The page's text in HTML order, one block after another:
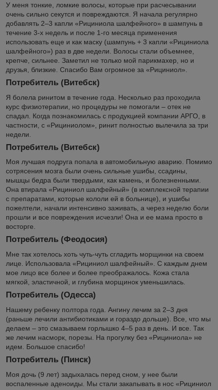
У меня тонкие, ломкие волосы, которые при расчесывании
очень сильно секутся и повреждаются. Я начала регулярно
добавлять 2–3 капли «Рициниола шалфейного» в шампунь в
течение 3-х недель и после 1-го месяца применения
использовать еще и как маску (шампунь + 3 капли «Рициниола
шалфейного») раз в две недели. Волосы стали объемнее,
крепче, сильнее. Заметил не только мой парикмахер, но и
друзья, близкие. Спасибо Вам огромное за «Рициниол».
Потребитель (Витебск)
Я болела ринитом в течение года. Несколько раз проходила
курс физиотерапии, но процедуры не помогали – отек не
спадал. Когда познакомилась с продукцией компании АРГО, в
частности, с «Рициниолом», ринит полностью вылечила за три
недели.
Потребитель (Витебск)
Моя лучшая подруга попала в автомобильную аварию. Помимо
сотрясения мозга были очень сильные ушибы, ссадины,
мышцы бедра были твердыми, как камень, и болезненными.
Она втирала «Рициниол шалфейный» (в комплексной терапии
с препаратами, которые кололи ей в больнице), и ушибы
пожелтели, начали интенсивно заживать, а через неделю боли
прошли и все повреждения исчезли! Она и ее мама просто в
восторге.
Потребитель (Феодосия)
Мне так хотелось хоть чуть-чуть сгладить морщинки на своем
лице. Использовала «Рициниол шалфейный». С каждым днем
мое лицо все более и более преображалось. Кожа стала
мягкой, эластичной, и глубина морщинок уменьшилась.
Потребитель (Одесса)
Нашему ребенку полтора года. Ангину лечим за 2–3 дня
(раньше лечили антибиотиками и гораздо дольше). Все, что мы
делаем – это смазываем горлышко 4–5 раз в день. И все. Так
же лечим насморк, порезы. На прогулку без «Рициниола» не
идем. Большое спасибо!
Потребитель (Пинск)
Моя дочь (9 лет) задыхалась перед сном, у нее были
воспаленные аденоиды. Мы стали закапывать в нос «Рициниол